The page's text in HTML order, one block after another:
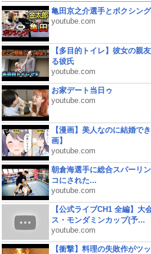
亀田京之介選手とボクシン
youtube.com
【多目的トイレ】彼女の親
る彼氏
youtube.com
お家デート当日ゥ
youtube.com
【漫画】美人なのに結婚で
画】
youtube.com
朝倉海選手に総合スパーリ
コにされた...
youtube.com
【公式ライブCH1 全編】大
ス・モンダミンカップ(予...
youtube.com
【衝撃】料理の失敗作がツ